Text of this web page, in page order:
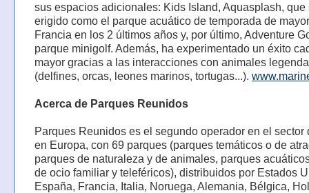
sus espacios adicionales: Kids Island, Aquasplash, que
erigido como el parque acuático de temporada de
Francia en los 2 últimos años y, por último, Adventure
parque minigolf. Además, ha experimentado un éxito
mayor gracias a las interacciones con animales
(delfines, orcas, leones marinos, tortugas...).
Acerca de Parques Reunidos
Parques Reunidos es el segundo operador en el sector
en Europa, con 69 parques (parques temáticos o de
parques de naturaleza y de animales, parques
de ocio familiar y teleféricos), distribuidos por Estados
España, Francia, Italia, Noruega, Alemania, Bélgica,